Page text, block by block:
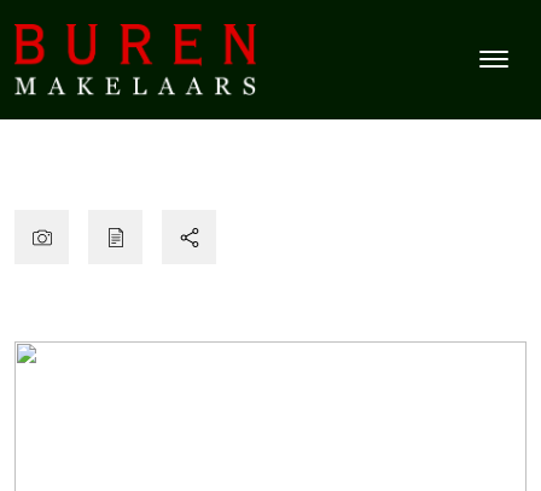
Tweede Achterstraat 21 Tiel